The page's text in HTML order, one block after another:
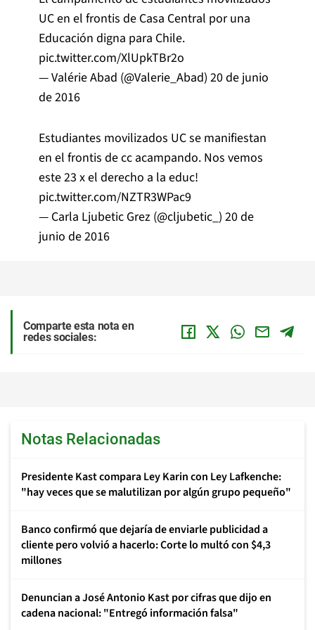
UC en el frontis de Casa Central por una
Educación digna para Chile.
pic.twitter.com/XlUpkTBr2o
— Valérie Abad (@Valerie_Abad) 20 de junio
de 2016
Estudiantes movilizados UC se manifiestan
en el frontis de cc acampando. Nos vemos
este 23 x el derecho a la educ!
pic.twitter.com/NZTR3WPac9
— Carla Ljubetic Grez (@cljubetic_) 20 de
junio de 2016
Comparte esta nota en
redes sociales:
Notas Relacionadas
Presidente Kast compara Ley Karin con Ley Lafkenche:
"hay veces que se malutilizan por algún grupo pequeño"
Banco confirmó que dejaría de enviarle publicidad a
cliente pero volvió a hacerlo: Corte lo multó con $4,3
millones
Denuncian a José Antonio Kast por cifras que dijo en
cadena nacional: "Entregó información falsa"